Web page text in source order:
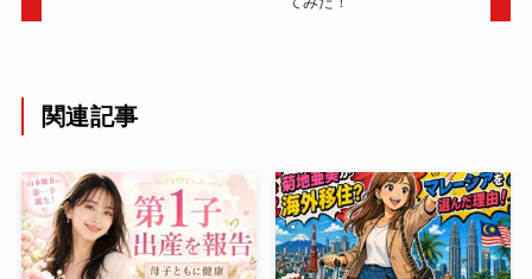
関連記事